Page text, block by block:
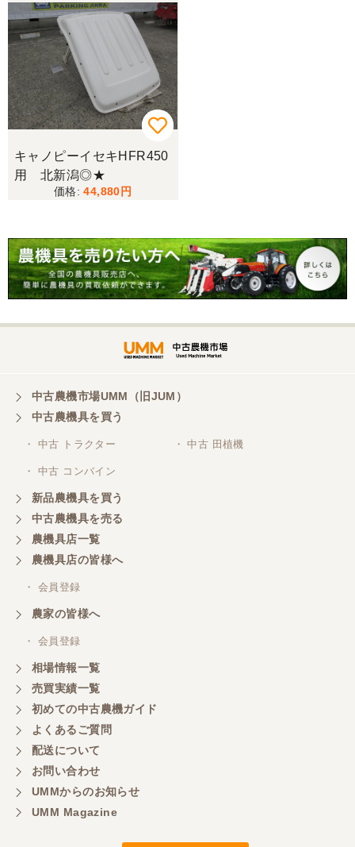
スタッフの鈴木さんが親切で機械に詳しく 丁寧にご
対応頂きました。 ありがとう！ 少し距離はあります
が、今後も農機具を買う際はのうき屋さんを利用し
ようと思います。
三重県／miraisann
写真と現物が違いすぎる
三重県／谷本勝美
三重県／谷本勝美
こちらの、対応、も、よくして、くれました。
対応も、よくしてくれました、有難うございまし
三重県／山本
対応ありがとうございました。
三重県／山本
共立シュレッターを受け取りました。 状態は問題な
く、エンジンも調子がよさそうです。 ありがとうご
ざいました。
三重県／
嫌な顔をせずに一生懸命頑張ってくれる中山さんに
感謝しています。ここで3台買いましたが、これから
もよろしくお願いしたいです。
三重県／
初めてコンバインを買いに行ったのですが、とても
明るい方に担当していただき細かく説明して下さっ
てとても嬉しかったです。
キャノピーイセキHFR450
用 北新潟◎★
44,880
中古農機市場UMM（旧JUM）
中古農機具を買う
・ 中古 トラクター ・ 中古 田植機
・ 中古 コンバイン
新品農機具を買う
中古農機具を売る
農機具店一覧
農機具店の皆様へ
・ 会員登録
農家の皆様へ
・ 会員登録
相場情報一覧
売買実績一覧
初めての中古農機ガイド
よくあるご質問
配送について
お問い合わせ
UMMからのお知らせ
UMM Magazine